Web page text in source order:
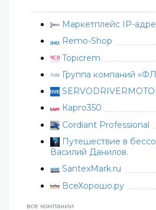
Маркетплейс IP-
Remo-Shop
Topicrem
Группа компаний
Карго350
Cordiant Professional
Путешествие в
Василий Данилов.
SantexMark.ru
ВсеХорошо.ру
все компании